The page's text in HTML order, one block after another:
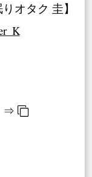
オタク 圭】
⇒